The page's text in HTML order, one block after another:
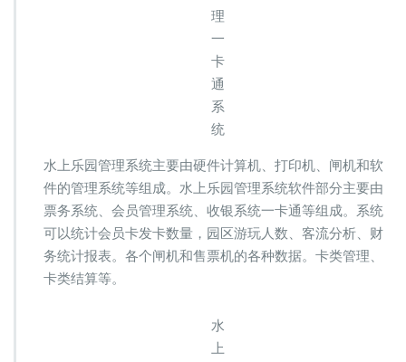
理
一
卡
通
系
统
水上乐园管理系统主要由硬件计算机、打印机、闸机和软
件的管理系统等组成。水上乐园管理系统软件部分主要由
票务系统、会员管理系统、收银系统一卡通等组成。系统
可以统计会员卡发卡数量，园区游玩人数、客流分析、财
务统计报表。各个闸机和售票机的各种数据。卡类管理、
卡类结算等。
水
上